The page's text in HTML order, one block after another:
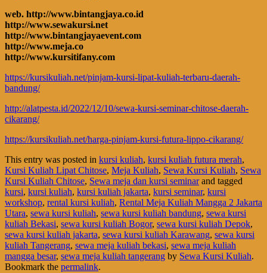
web. http://www.bintangjaya.co.id
http://www.sewakursi.net
http://www.bintangjayaevent.com
http://www.meja.co
http://www.kursitifany.com
https://kursikuliah.net/pinjam-kursi-lipat-kuliah-terbaru-daerah-
bandung/
http://alatpesta.id/2022/12/10/sewa-kursi-seminar-chitose-daerah-
cikarang/
https://kursikuliah.net/harga-pinjam-kursi-futura-lippo-cikarang/
This entry was posted in kursi kuliah, kursi kuliah futura merah,
Kursi Kuliah Lipat Chitose, Meja Kuliah, Sewa Kursi Kuliah, Sewa
Kursi Kuliah Chitose, Sewa meja dan kursi seminarand tagged
kursi, kursi kuliah, kursi kuliah jakarta, kursi seminar, kursi
workshop, rental kursi kuliah, Rental Meja Kuliah Mangga 2 Jakarta
Utara, sewa kursi kuliah, sewa kursi kuliah bandung, sewa kursi
kuliah Bekasi, sewa kursi kuliah Bogor, sewa kursi kuliah Depok,
sewa kursi kuliah jakarta, sewa kursi kuliah Karawang, sewa kursi
kuliah Tangerang, sewa meja kuliah bekasi, sewa meja kuliah
mangga besar, sewa meja kuliah tangerang by Sewa Kursi Kuliah.
Bookmark the permalink.